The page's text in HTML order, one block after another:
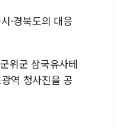
염중대경보 해제…누적 온열질환자
돼"...李 부동산 세제안에 與 내부서
·경북도의 대응
위군 삼국유사테
역 청사진을 공